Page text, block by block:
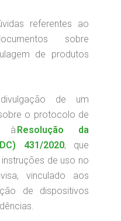
referentes ao
sobre
de produtos
de um
o protocolo de
à Resolução da
431/2020, que
de uso no
vinculado aos
de dispositivos